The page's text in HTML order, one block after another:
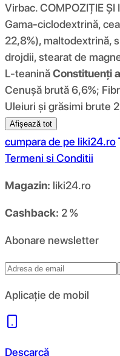
Virbac. COMPOZIȚIE ȘI
Gama-ciclodextrină,
22,8%), maltodextrină,
drojdii, stearat de
L-teaninăConstituenți
Cenușă brută 6,6%;
Uleiuri și grăsimi brute
Afișează tot
cumpara de pe liki24.ro
Termeni si Conditii
Magazin: liki24.ro
Cashback: 2 %
Abonare newsletter
Aplicație de mobil
Descarcă